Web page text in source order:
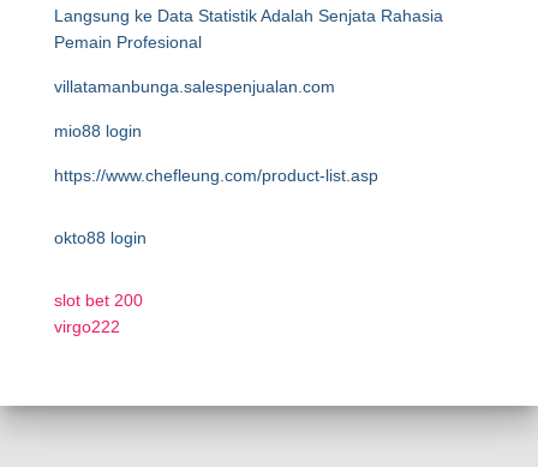
Langsung ke Data Statistik Adalah Senjata Rahasia
Pemain Profesional
villatamanbunga.salespenjualan.com
mio88 login
https://www.chefleung.com/product-list.asp
okto88 login
slot bet 200
virgo222